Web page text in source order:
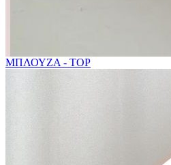
ΜΠΛΟΥΖΑ - TOP